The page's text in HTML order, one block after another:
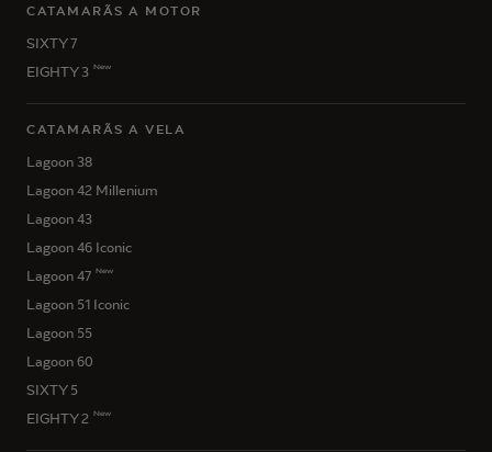
CATAMARÃS A MOTOR
SIXTY 7
EIGHTY 3 New
CATAMARÃS A VELA
Lagoon 38
Lagoon 42 Millenium
Lagoon 43
Lagoon 46 Iconic
Lagoon 47 New
Lagoon 51 Iconic
Lagoon 55
Lagoon 60
SIXTY 5
EIGHTY 2
New